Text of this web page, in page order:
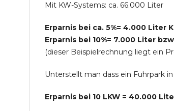
Mit KW-Systems: ca. 66.000 Liter
Erparnis bei ca. 5%= 4.000 Liter
Erparnis bei 10%= 7.000 Liter
(dieser Beispielrechnung liegt ein
Unterstellt man dass ein Fuhrpark
Erparnis bei 10 LKW = 40.000